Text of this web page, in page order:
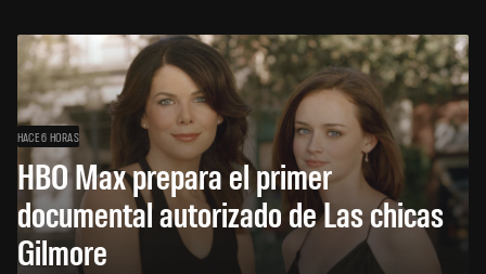
HACE 6 HORAS
HBO Max prepara el primer
documental autorizado de Las chicas
Gilmore